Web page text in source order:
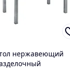
нержавеющий